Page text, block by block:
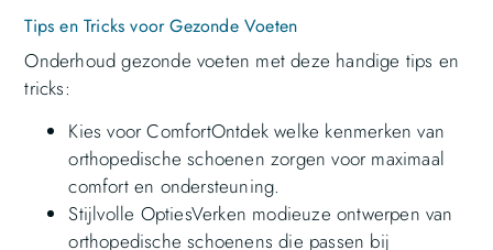
Tips en Tricks voor Gezonde Voeten
Onderhoud gezonde voeten met deze handige tips en
tricks:
Kies voor ComfortOntdek welke kenmerken van
orthopedische schoenen zorgen voor maximaal
comfort en ondersteuning.
Stijlvolle OptiesVerken modieuze ontwerpen van
orthopedische schoenens die passen bij